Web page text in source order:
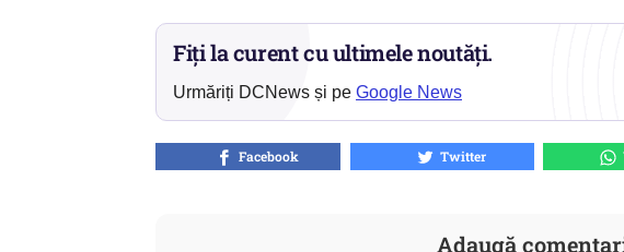
Fiți la curent cu ultimele noutăți.
Urmăriți DCNews și pe Google News
Facebook Twitter
Adaugă